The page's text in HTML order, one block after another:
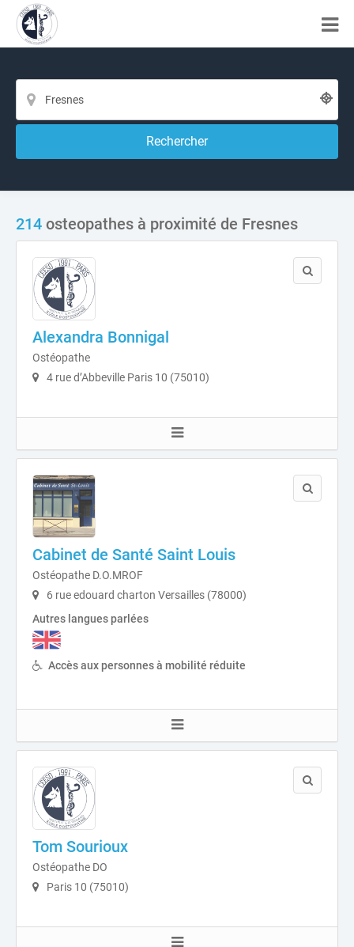
Rechercher
214 osteopathes à proximité de Fresnes
Alexandra Bonnigal
Ostéopathe
4 rue d’Abbeville Paris 10 (75010)
Cabinet de Santé Saint Louis
Ostéopathe D.O.MROF
6 rue edouard charton Versailles (78000)
Autres langues parlées
Accès aux personnes à mobilité réduite
Tom Sourioux
Ostéopathe DO
Paris 10 (75010)